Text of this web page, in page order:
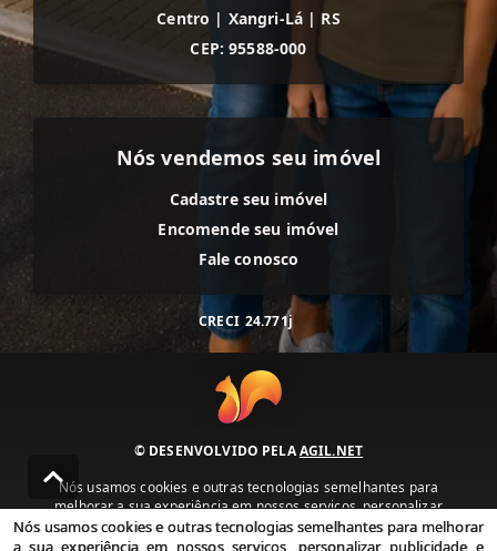
Centro | Xangri-Lá | RS
CEP: 95588-000
Nós vendemos seu imóvel
Cadastre seu imóvel
Encomende seu imóvel
Fale conosco
CRECI 24.771j
© DESENVOLVIDO PELAAGIL.NET
Nós usamos cookies e outras tecnologias semelhantes para
melhorar a sua experiência em nossos serviços, personalizar
publicidade e recomendar conteúdo de seu interesse. Ao utilizar
nossos serviços, você concorda com nossa política de privacidade e
Nós usamos cookies e outras tecnologias semelhantes para melhorar
a sua experiência em nossos serviços, personalizar publicidade e